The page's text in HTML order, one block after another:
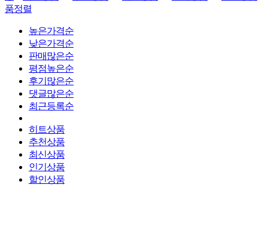
품정렬
높은가격순
낮은가격순
판매많은순
평점높은순
후기많은순
댓글많은순
최근등록순
히트상품
추천상품
최신상품
인기상품
할인상품